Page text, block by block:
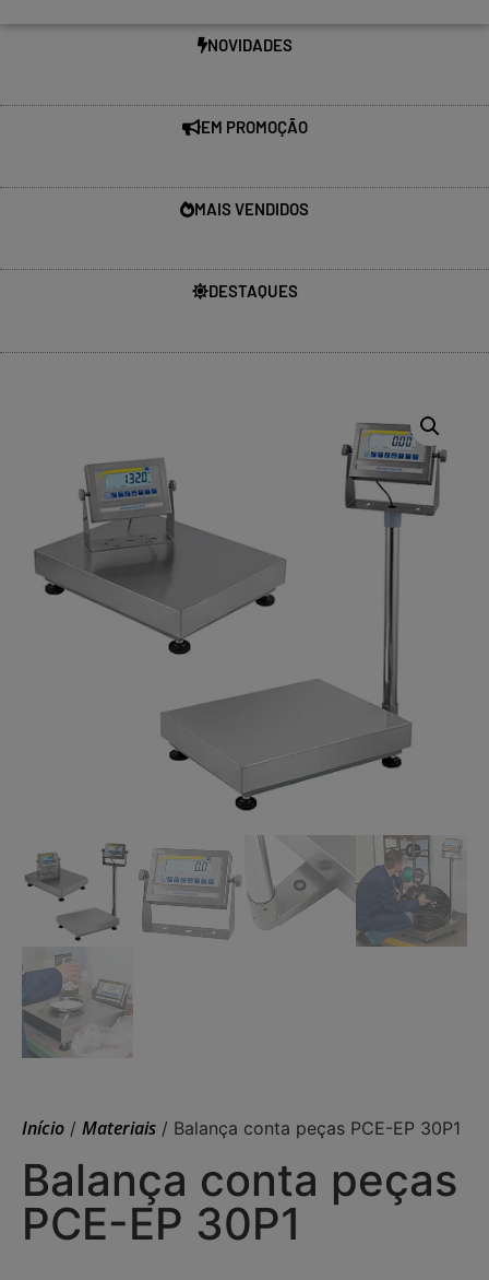
NOVIDADES
EM PROMOÇÃO
MAIS VENDIDOS
DESTAQUES
Início / Materiais / Balança conta peças PCE-EP 30P1
Balança conta peças
PCE-EP 30P1